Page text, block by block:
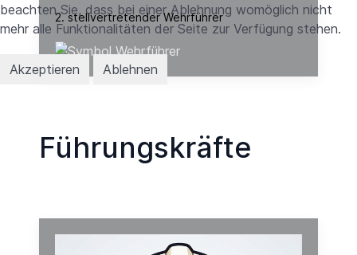
2. stellvertretender Wehrführer
Führungskräfte
beachten Sie, dass bei einer Ablehnung womöglich nicht
mehr alle Funktionalitäten der Seite zur Verfügung stehen.
Akzeptieren Ablehnen